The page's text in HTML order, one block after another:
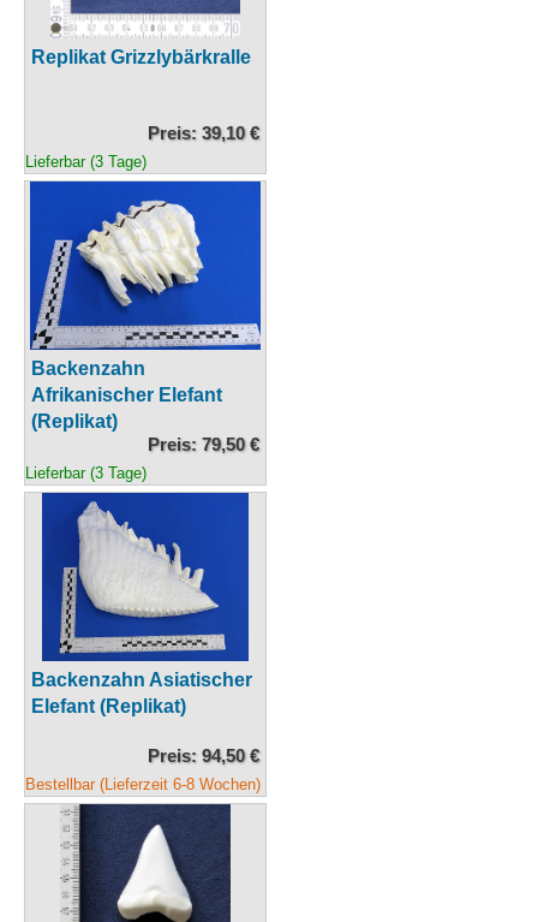
Replikat Grizzlybärkralle
Preis: 39,10 €
Lieferbar (3 Tage)
Backenzahn
Afrikanischer Elefant
(Replikat)
Preis: 79,50 €
Lieferbar (3 Tage)
Backenzahn Asiatischer
Elefant (Replikat)
Preis: 94,50 €
Bestellbar (Lieferzeit 6-8 Wochen)